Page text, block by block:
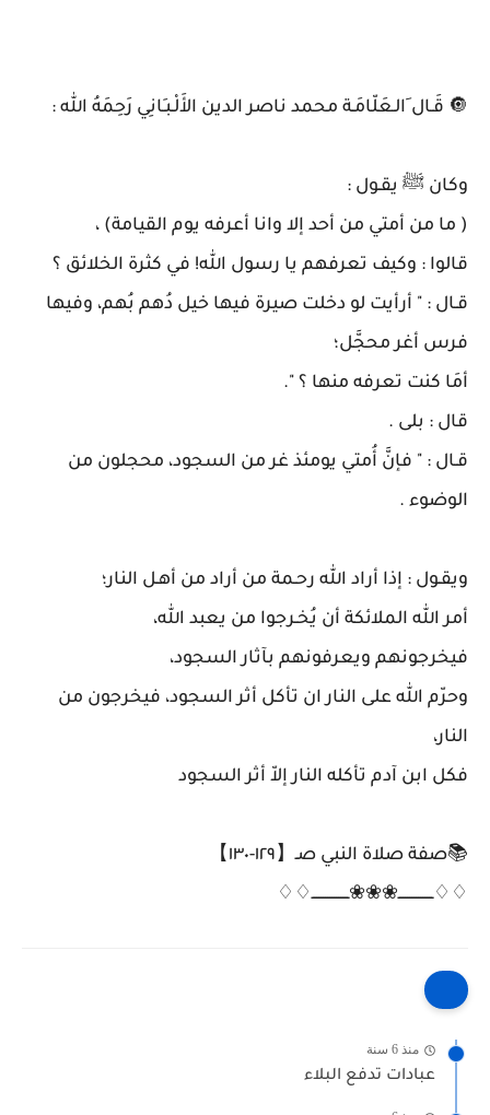
🔘 قَـال َالـعَلّامَـة محمد ناصر الدين الأَلْـبـَانِي رَحِمَهُ الله :
وكان ﷺ يقـول :
( ما من أمتي من أحد إلا وانا أعرفه يوم القيامة) ،
قالوا : وكيف تعرفهم يا رسول الله! في كثرة الخلائق ؟
قـال : " أرأيت لو دخلت صيرة فيها خيل دُهم بُهم، وفيها
فرس أغر محجَّل؛
أمَا كنت تعرفه منها ؟ ".
قال : بلى .
قـال : " فإنَّ أُمتي يومئذ غر من السجود، محجلون من
الوضوء .
ويقـول : إذا أراد الله رحـمة من أراد من أهـل النار؛
أمر الله الملائكة أن يُخـرجوا من يعبد الله،
فيخرجونهم ويعرفونهم بآثار السجود،
وحرّم الله على النار ان تأكل أثر السجود، فيخرجون من
النار،
فكل ابن آدم تأكله النار إلاّ أثر السجود
📚صفة صلاة النبي صـ【١٢٩-١٣٠】
♢♢ــــــــــــــــ❀❀❀ـــــــــــــــــ♢♢
منذ 6 سنة
عبادات تدفع البلاء